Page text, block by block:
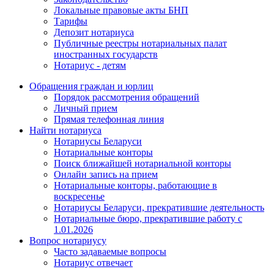
Локальные правовые акты БНП
Тарифы
Депозит нотариуса
Публичные реестры нотариальных палат
иностранных государств
Нотариус - детям
Обращения граждан и юрлиц
Порядок рассмотрения обращений
Личный прием
Прямая телефонная линия
Найти нотариуса
Нотариусы Беларуси
Нотариальные конторы
Поиск ближайшей нотариальной конторы
Онлайн запись на прием
Нотариальные конторы, работающие в
воскресенье
Нотариусы Беларуси, прекратившие деятельность
Нотариальные бюро, прекратившие работу с
1.01.2026
Вопрос нотариусу
Часто задаваемые вопросы
Нотариус отвечает